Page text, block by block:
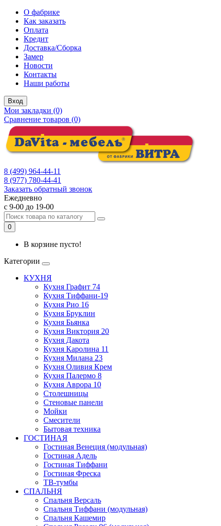
О фабрике
Как заказать
Оплата
Кредит
Доставка/Сборка
Замер
Новости
Контакты
Наши работы
Вход
Мои закладки (0)
Сравнение товаров (0)
8 (499) 964-44-11
8 (977) 780-44-41
Заказать обратный звонок
Ежедневно
с 9-00 до 19-00
0
В корзине пусто!
Категории
КУХНЯ
Кухня Графит 74
Кухня Тиффани-19
Кухня Рио 16
Кухня Бруклин
Кухня Бьянка
Кухня Виктория 20
Кухня Дакота
Кухня Каролина 11
Кухня Милана 23
Кухня Оливия Крем
Кухня Палермо 8
Кухня Аврора 10
Столешницы
Стеновые панели
Мойки
Смесители
Бытовая техника
ГОСТИНАЯ
Гостиная Венеция (модульная)
Гостиная Адель
Гостиная Тиффани
Гостиная Фреска
ТВ-тумбы
СПАЛЬНЯ
Спальня Версаль
Спальня Тиффани (модульная)
Спальня Кашемир